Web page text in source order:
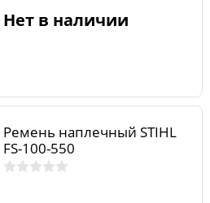
Нет в наличии
Ремень наплечный STIHL
FS-100-550